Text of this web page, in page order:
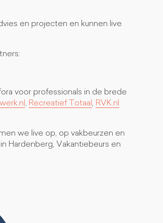
en projecten en kunnen live
voor professionals in de brede
, Recreatief Totaal , RVK.nl
we live op, op vakbeurzen en
Hardenberg, Vakantiebeurs en